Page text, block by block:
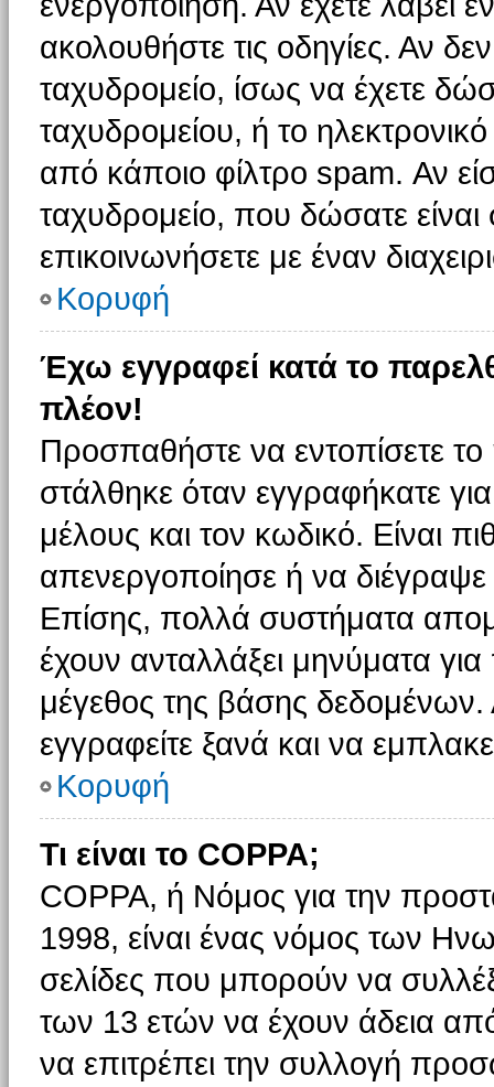
ακολουθήστε τις οδηγίες. Αν
ταχυδρομείο, ίσως να έχετε
ταχυδρομείου, ή το
από κάποιο φίλτρο spam. Αν
ταχυδρομείο, που δώσατε
επικοινωνήσετε με έναν
Κορυφή
Έχω εγγραφεί κατά το
πλέον!
Προσπαθήστε να εντοπίσετε
στάλθηκε όταν εγγραφήκατε
μέλους και τον κωδικό. Είναι
απενεργοποίησε ή να
Επίσης, πολλά συστήματα
έχουν ανταλλάξει μηνύματα
μέγεθος της βάσης
εγγραφείτε ξανά και να
Κορυφή
Τι είναι το COPPA;
COPPA, ή Νόμος για την
1998, είναι ένας νόμος των
σελίδες που μπορούν να
των 13 ετών να έχουν άδεια
να επιτρέπει την συλλογή